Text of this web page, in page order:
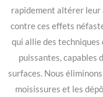
rapidement altérer
contre ces effets
qui allie des
puissantes, capables
surfaces. Nous
moisissures et les